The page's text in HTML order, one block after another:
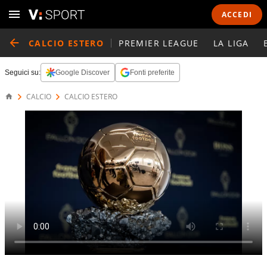
ACCEDI
CALCIO ESTERO PREMIER LEAGUE LA LIGA
Seguici su: Google Discover Fonti preferite
CALCIO CALCIO ESTERO